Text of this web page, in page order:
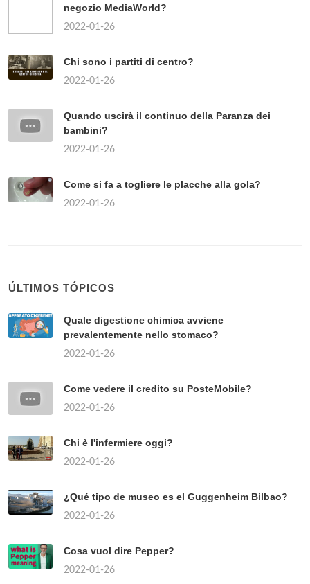
negozio MediaWorld?
2022-01-26
Chi sono i partiti di centro?
2022-01-26
Quando uscirà il continuo della Paranza dei
bambini?
2022-01-26
Come si fa a togliere le placche alla gola?
2022-01-26
ÚLTIMOS TÓPICOS
Quale digestione chimica avviene
prevalentemente nello stomaco?
2022-01-26
Come vedere il credito su PosteMobile?
2022-01-26
Chi è l'infermiere oggi?
2022-01-26
¿Qué tipo de museo es el Guggenheim Bilbao?
2022-01-26
Cosa vuol dire Pepper?
2022-01-26